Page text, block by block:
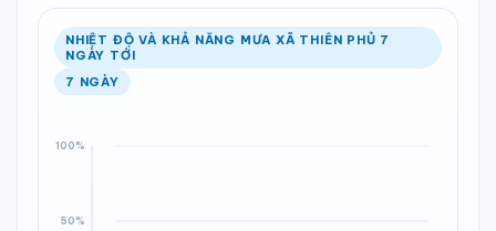
NHIỆT ĐỘ VÀ KHẢ NĂNG MƯA XÃ THIÊN PHỦ 7
NGÀY TỚI
7 NGÀY